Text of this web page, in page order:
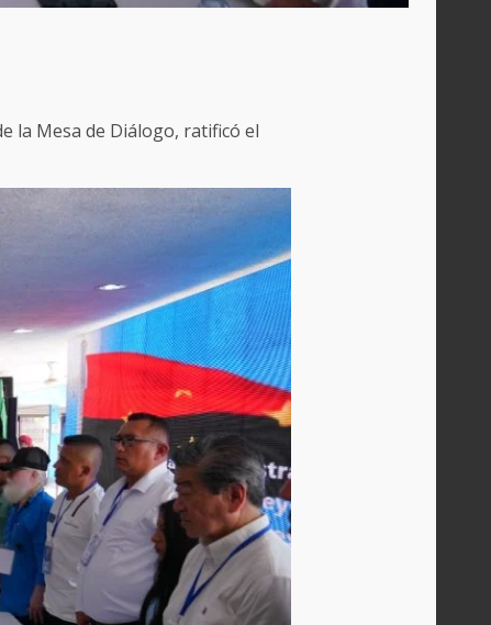
la Mesa de Diálogo, ratificó el